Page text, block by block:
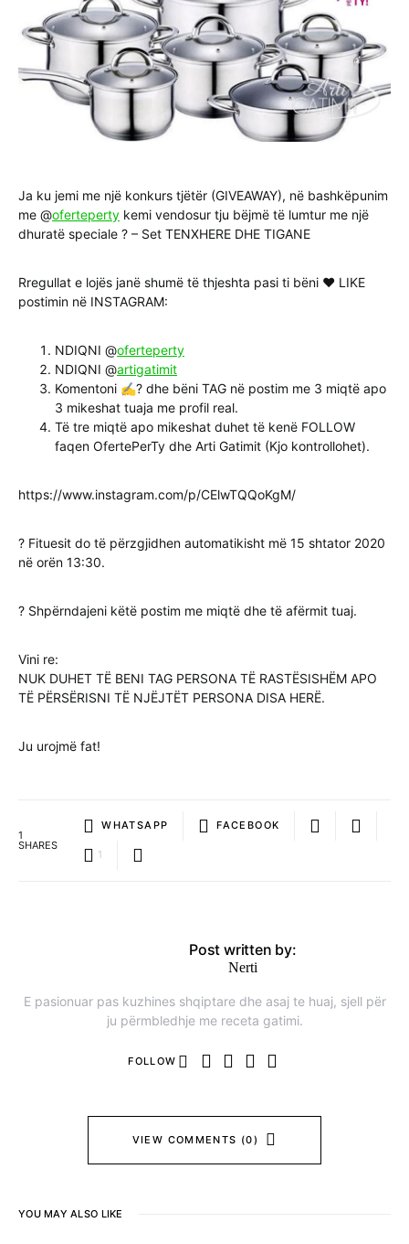
Ja ku jemi me një konkurs tjëtër (GIVEAWAY), në bashkëpunim
me @oferteperty kemi vendosur tju bëjmë të lumtur me një
dhuratë speciale ? – Set TENXHERE DHE TIGANE
Rregullat e lojës janë shumë të thjeshta pasi ti bëni ❤️ LIKE
postimin në INSTAGRAM:
NDIQNI @oferteperty
NDIQNI @artigatimit
Komentoni ✍? dhe bëni TAG në postim me 3 miqtë apo
3 mikeshat tuaja me profil real.
Të tre miqtë apo mikeshat duhet të kenë FOLLOW
faqen OfertePerTy dhe Arti Gatimit (Kjo kontrollohet).
https://www.instagram.com/p/CElwTQQoKgM/
? Fituesit do të përzgjidhen automatikisht më 15 shtator 2020
në orën 13:30.
? Shpërndajeni këtë postim me miqtë dhe të afërmit tuaj.
Vini re:
NUK DUHET TË BENI TAG PERSONA TË RASTËSISHËM APO
TË PËRSËRISNI TË NJËJTËT PERSONA DISA HERË.
Ju urojmë fat!
1
SHARES
WHATSAPP FACEBOOK
1
Post written by:
Nerti
E pasionuar pas kuzhines shqiptare dhe asaj te huaj, sjell për
ju përmbledhje me receta gatimi.
FOLLOW
VIEW COMMENTS (0)
YOU MAY ALSO LIKE